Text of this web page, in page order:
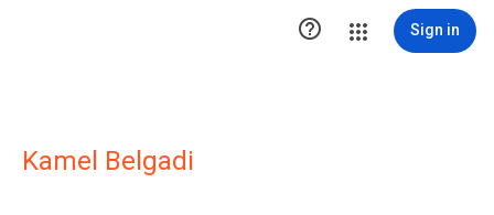
 Sign in
Kamel Belgadi